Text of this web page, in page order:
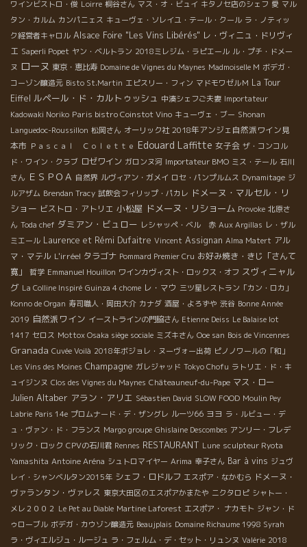
ワインビストロ・俊 Loirre 桐谷さん マス・オ・ビュイ キタノセ店のシェフ 愛 マル
タン・カルム カンパニェス キューヴェ・ソレイユ・テール・クール ラ・ノティッ
ク経営者キャロル Alsace Foire "Les Vins Libérés" レ・ヴィニュ・ドリヴィ
エ Saperli Popet ヤン・ベルトラン 2018ミレジム・ラピエール ル・プチ・ドメー
ヌ ローヌ 東京・恵比寿 Domaine de Vignes du Maynes Madmoiselle M ボデガ・
コーゾン醸造元 Bisto St.Martin エピスリー・フィン マドモワゼルＭ La Tour
Eiffel ルペール・ド・カルトゥッシュ 中湊シェフご夫妻 Importateur
Kadowaki Noriko Paris bistro Coinstot Vino キューヴェ・ブー Shonan
Languedoc-Roussillon 松岡さん オーリック社 2018年アンジェ自然派ワイン見
本市 Ｐａｓｃａｌ Ｃｏｌｅｔｔｅ Edouard Laffitte 女子会 ザ・コンコル
ド・ワイン・クラブ ロゼワイン ガロンヌ河 Importateur BMO ミス・テール 石川
さん ＥＳＰＯＡ 自然界 ルヴィアン・ガメイ ロセ・パンプルムス Dynamitage ジ
ルアザム Brendan Tracy 試飲会フィリップ・パカレ ドメーヌ・マルセル・リ
ショー ビストロ・アトリエ 小松屋 ドメーヌ・リショーム Provoke 北原さ
ん Toda chef ダミアン・ビュロー レシャッペ・ベル 赤 Aux Argillas レ・ザル
ミエール Laurence et Rémi Dufaitre Vincent Assignan Alma Matert アル
マ・マテル L'irréel タラゴナ Pommard Premier Cru お好み焼き・きじ「さんて
寛」
哲学 Emmanuel Houillon ワインカヴィスト・ロックス・オフ スヴィニャル
グ La Colline Inspiré Guinza 4 chome レ・マウ 三ツ星レストラン「カン・ロカ」
Konno de Organ 寿司職人・岡田大介 カナダ 酒屋・よろずや 渋谷 Bonne Année
2019 自然派ワイン イーストラインの門脇さん Etienne Deiss Le Balaise lot
1417 セロス Mottox Osaka siège sociale ミズキさん Ooe san Bois de Vincennes
Granada Cuvée Voilà 2018年ボジョレ・ヌーヴォー出荷 ピノノワールの「和」
Les Vins des Moines Champagne ガレジャッド Tokyo Chofu ラトリエ・ド・キ
ュイジンヌ Clos des Vignes du Maynes Châteauneuf-du-Pape マス・ロー
Julien Altaber アラン・アリエ Sébastien David SLOW FOOD Moulin Pey
Labrie Paris 14e プロムナード・デ・ザングレ ルーツ66 ヨヨ ラ・ルビュー・デ
ュ・ヴァン・ド・フランス Margo groupe Ghislaine Descombes アンリー・フレデ
リック・ロック CPVの石川君 Rennes RESTAURANT Lune sculpteur Ryota
Yamashita Antoine Aréna シュトロマイヤー Arima 幸子さん Bar à vins ジュヴ
レイ・シャンベルタン2015年 シェフ・ロドルフ エスポア・なかむら ドメーヌ・
ヴァランタン・ヴァレス 東京大田区のエスポアかまたや ニクタロピ シャトー・
メレ２００２ Le Pet au Diable Martine Laforest エスポア・ ナカモト ジャン・ド
ゥローブル ボデガ・カウゾン醸造元 Beaujplais Domaine Richaume 1998 Syrah
ラ・ヴィエルジュ・ルージュ ラ・フェルム・デ・セット・リュンヌ Valérie 2018